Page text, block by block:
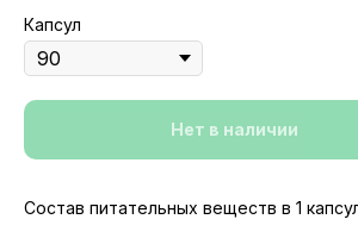
Капсул
Нет в наличии
Состав питательных веществ в 1